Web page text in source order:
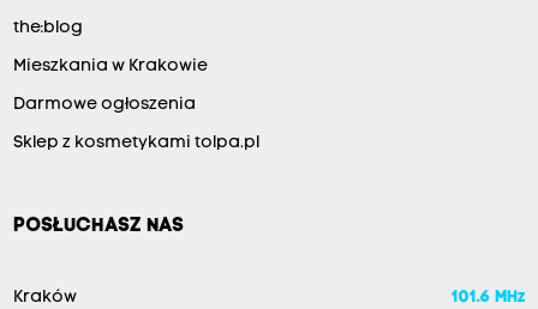
the:blog
Mieszkania w Krakowie
Darmowe ogłoszenia
Sklep z kosmetykami tolpa.pl
POSŁUCHASZ NAS
Kraków 101.6 MHz